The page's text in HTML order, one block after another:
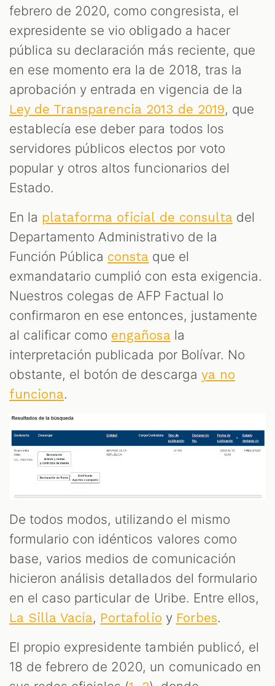
febrero de 2020, como congresista, el
expresidente se vio obligado a hacer
pública su declaración más reciente, que
en ese momento era la de 2018, tras la
aprobación y entrada en vigencia de la
Ley de Transparencia 2013 de 2019, que
establecía ese deber para todos los
servidores públicos electos por voto
popular y otros altos funcionarios del
Estado.
En la plataforma oficial de consultadel
Departamento Administrativo de la
Función Pública consta que el
exmandatario cumplió con esta exigencia.
Nuestros colegas de AFP Factual lo
confirmaron en ese entonces, justamente
al calificar como engañosala
interpretación publicada por Bolívar. No
obstante, el botón de descarga ya no
funciona.
De todos modos, utilizando el mismo
formulario con idénticos valores como
base, varios medios de comunicación
hicieron análisis detallados del formulario
en el caso particular de Uribe. Entre ellos,
La Silla Vacía, Portafolio y Forbes.
El propio expresidente también publicó, el
18 de febrero de 2020, un comunicado en